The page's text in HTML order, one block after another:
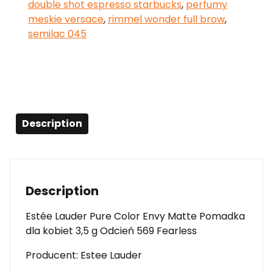
double shot espresso starbucks, perfumy
meskie versace, rimmel wonder full brow,
semilac 045
Description
Description
Estée Lauder Pure Color Envy Matte Pomadka
dla kobiet 3,5 g Odcień 569 Fearless
Producent: Estee Lauder